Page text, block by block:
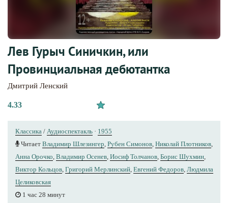
Лев Гурыч Синичкин, или
Провинциальная дебютантка
Дмитрий Ленский
4.33
Классика / Аудиоспектакль · 1955
Читает Владимир Шлезингер, Рубен Симонов, Николай Плотников,
Анна Орочко, Владимир Осенев, Иосиф Толчанов, Борис Шухмин,
Виктор Кольцов, Григорий Мерлинский, Евгений Федоров, Людмила
Целиковская
1 час 28 минут